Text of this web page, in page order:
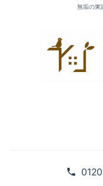
無垢の東